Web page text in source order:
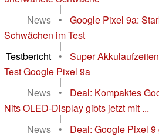
|
News
•
Google Pixel 9a:
Schwächen im Test
|
Testbericht
•
Super
Test Google Pixel 9a
|
News
•
Deal: Kompaktes
Nits OLED-Display gibts jetzt mit ...
|
News
•
Deal: Google Pixel